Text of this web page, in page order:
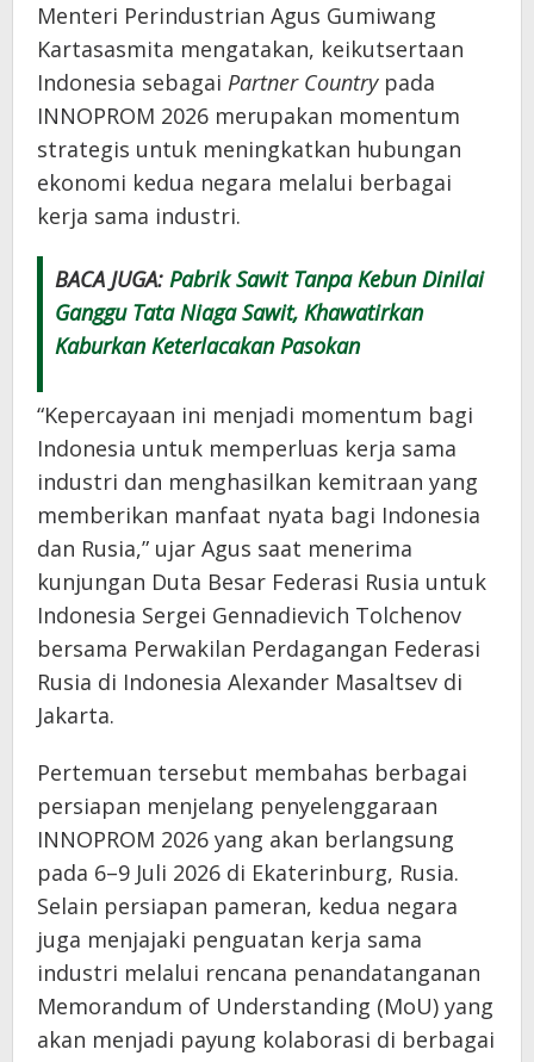
Menteri Perindustrian Agus Gumiwang
Kartasasmita mengatakan, keikutsertaan
Indonesia sebagai Partner Countrypada
INNOPROM 2026 merupakan momentum
strategis untuk meningkatkan hubungan
ekonomi kedua negara melalui berbagai
kerja sama industri.
BACA JUGA: Pabrik Sawit Tanpa Kebun Dinilai
Ganggu Tata Niaga Sawit, Khawatirkan
Kaburkan Keterlacakan Pasokan
“Kepercayaan ini menjadi momentum bagi
Indonesia untuk memperluas kerja sama
industri dan menghasilkan kemitraan yang
memberikan manfaat nyata bagi Indonesia
dan Rusia,” ujar Agus saat menerima
kunjungan Duta Besar Federasi Rusia untuk
Indonesia Sergei Gennadievich Tolchenov
bersama Perwakilan Perdagangan Federasi
Rusia di Indonesia Alexander Masaltsev di
Jakarta.
Pertemuan tersebut membahas berbagai
persiapan menjelang penyelenggaraan
INNOPROM 2026 yang akan berlangsung
pada 6–9 Juli 2026 di Ekaterinburg, Rusia.
Selain persiapan pameran, kedua negara
juga menjajaki penguatan kerja sama
industri melalui rencana penandatanganan
Memorandum of Understanding (MoU) yang
akan menjadi payung kolaborasi di berbagai